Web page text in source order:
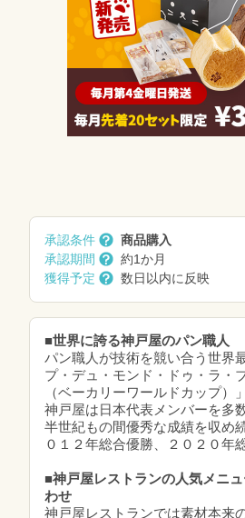
承認条件
商品購入
承認期間
約1か月
獲得予定
数日以内に反映
■世界に誇る神戸屋のパン職人
パン職人が技術を競い合う世界
プ・デュ・モンド・ドゥ・ラ・
（ベーカリーワールドカップ）」
神戸屋は日本代表メンバーを多
半世紀もの間優秀な成績を収め
０１２年総合優勝、２０２０年
■神戸屋レストランの人気メニ
わせ
神戸屋レストランでは素材本来